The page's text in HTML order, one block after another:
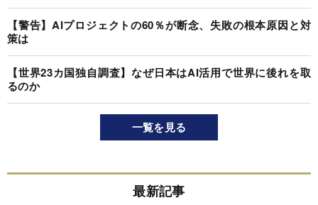
【警告】AIプロジェクトの60％が断念、失敗の根本原因と対
策は
【世界23カ国独自調査】なぜ日本はAI活用で世界に後れを取
るのか
一覧を見る
最新記事